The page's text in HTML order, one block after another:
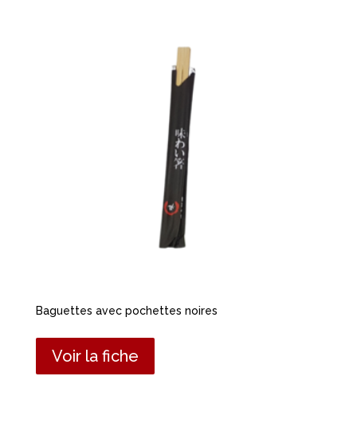
Baguettes avec pochettes noires
Voir la fiche